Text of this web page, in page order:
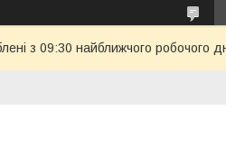
з 09:30 найближчого робочого